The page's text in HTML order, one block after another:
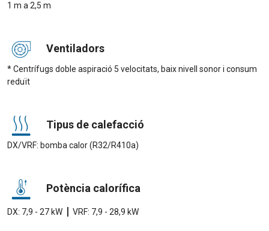
1 m a 2,5 m
Ventiladors
* Centrífugs doble aspiració 5 velocitats, baix nivell sonor i consum
reduït
Tipus de calefacció
DX/VRF: bomba calor (R32/R410a)
Potència calorífica
DX: 7,9 - 27 kW | VRF: 7,9 - 28,9 kW